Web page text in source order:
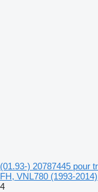
(01.93-) 20787445 pour
FH, VNL780 (1993-2014)
4